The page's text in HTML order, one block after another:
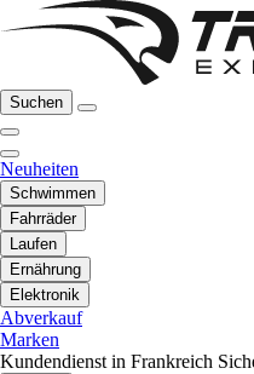
Suchen
Neuheiten
Schwimmen
Fahrräder
Laufen
Ernährung
Elektronik
Abverkauf
Marken
Kundendienst in Frankreich